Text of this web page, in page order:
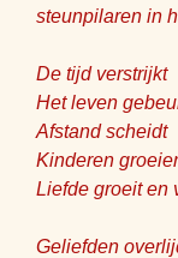
steunpilaren in
De tijd verstrijkt
Het leven
Afstand scheidt
Kinderen
Liefde groeit en
Geliefden